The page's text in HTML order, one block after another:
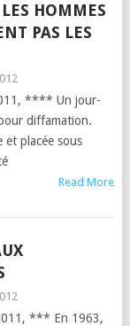
HOMMES
PAS LES
**** Un jour­
diffama­tion.
et placée sous
Read More
*** En 1963,